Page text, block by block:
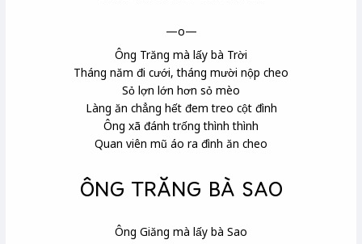
—o—
Ông Trăng mà lấy bà Trời
Tháng năm đi cưới, tháng mười nộp cheo
Sỏ lợn lớn hơn sỏ mèo
Làng ăn chẳng hết đem treo cột đình
Ông xã đánh trống thình thình
Quan viên mũ áo ra đình ăn cheo
ÔNG TRĂNG BÀ SAO
Ông Giăng mà lấy bà Sao